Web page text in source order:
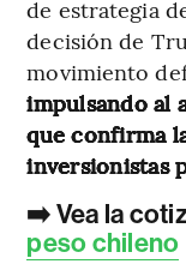
de estrategia
decisión de
movimiento
impulsando al
que confirma
inversionistas
➡️ Vea la
peso chileno